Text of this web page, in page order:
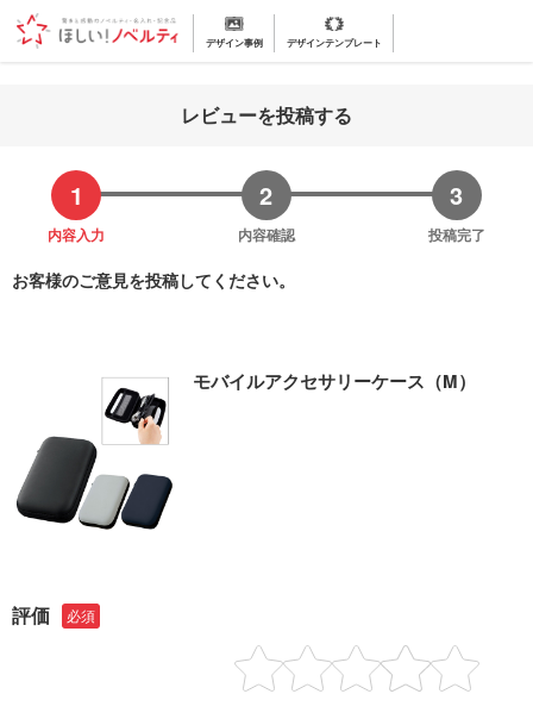
デザイン事例 デザインテンプレート
レビューを投稿する
内容入力 内容確認 投稿完了
お客様のご意見を投稿してください。
モバイルアクセサリーケース（M）
評価 必須